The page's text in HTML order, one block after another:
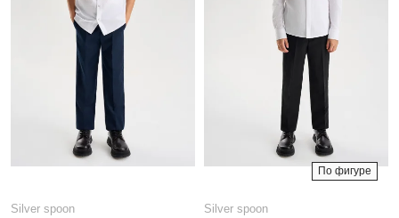
Silver spoon
По фигуре
Silver spoon